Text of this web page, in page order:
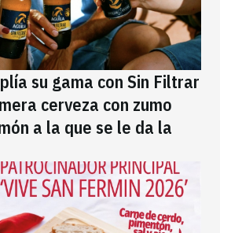
su gama con Sin Filtrar
cerveza con zumo
a la que se le da la